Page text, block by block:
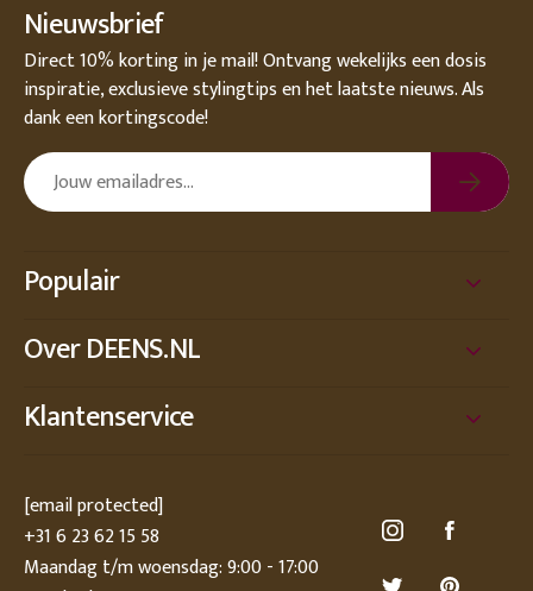
Nieuwsbrief
Direct 10% korting in je mail! Ontvang wekelijks een dosis
inspiratie, exclusieve stylingtips en het laatste nieuws. Als
dank een kortingscode!
Populair
Over DEENS.NL
Klantenservice
[email protected]
+31 6 23 62 15 58
Maandag t/m woensdag: 9:00 - 17:00